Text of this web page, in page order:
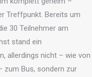
Treffpunkt. Bereits um
30 Teilnehmer am
stand ein
allerdings nicht – wie von
zum Bus, sondern zur